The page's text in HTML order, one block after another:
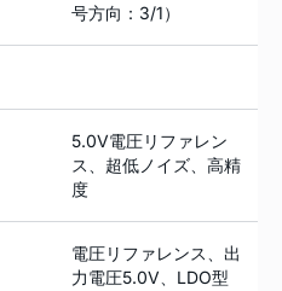
号方向：3/1）
5.0V電圧リファレン
ス、超低ノイズ、高精
度
電圧リファレンス、出
力電圧5.0V、LDO型